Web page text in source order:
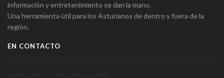
información y entretenimiento se dan la mano.
Una herramienta útil para los Asturianos de dentro y fuera de la
región.
EN CONTACTO